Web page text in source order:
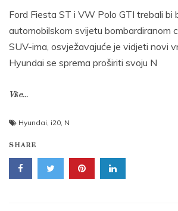
Ford Fiesta ST i VW Polo GTI trebali bi
automobilskom svijetu bombardiranom
SUV-ima, osvježavajuće je vidjeti novi
Hyundai se sprema proširiti svoju N
Više...
Hyundai, i20, N
SHARE